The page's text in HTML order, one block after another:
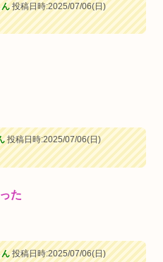
ん投稿日時:2025/07/06(日)
投稿日時:2025/07/06(日)
た
ん投稿日時:2025/07/06(日)